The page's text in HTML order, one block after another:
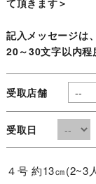
記入メッセージは
20～30文字以内程
受取店舗
受取日
４号 約13㎝(2~3